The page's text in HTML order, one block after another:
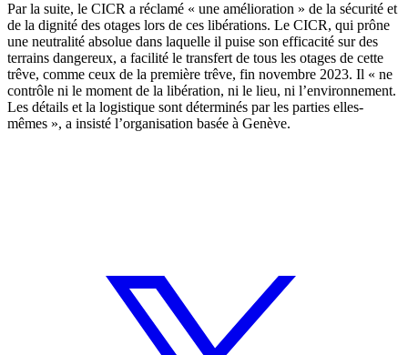
Par la suite, le CICR a réclamé « une amélioration » de la sécurité et
de la dignité des otages lors de ces libérations. Le CICR, qui prône
une neutralité absolue dans laquelle il puise son efficacité sur des
terrains dangereux, a facilité le transfert de tous les otages de cette
trêve, comme ceux de la première trêve, fin novembre 2023. Il « ne
contrôle ni le moment de la libération, ni le lieu, ni l’environnement.
Les détails et la logistique sont déterminés par les parties elles-
mêmes », a insisté l’organisation basée à Genève.